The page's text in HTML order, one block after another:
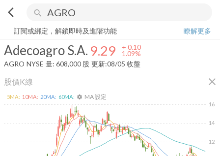
arrow_back_ios search
Adecoagro S.A. 9.29 +
訂閱或綁定，解鎖即時及進階功能
瞭解更多
Adecoagro S.A. 9.29 + 0.10
1.09%
AGRO NYSE 量: 608,000 股 更新:08/05 收盤
股價K線 close
12
14
16
5MA: 10MA: 20MA: 60MA: settings MA 設定